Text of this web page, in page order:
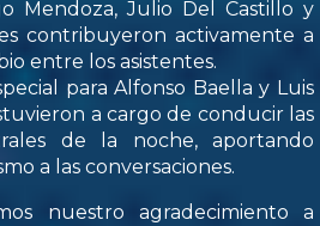
Mendoza, Julio Del Castillo y
contribuyeron activamente a
entre los asistentes.
para Alfonso Baella y Luis
a cargo de conducir las
de la noche, aportando
a las conversaciones.
nuestro agradecimiento a